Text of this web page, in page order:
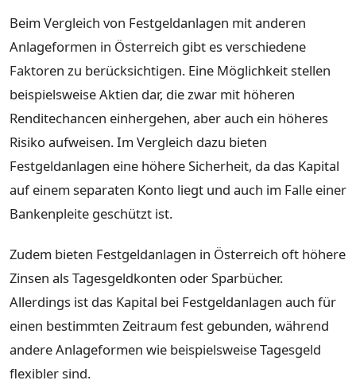
Beim Vergleich von Festgeldanlagen mit anderen
Anlageformen in Österreich gibt es verschiedene
Faktoren zu berücksichtigen. Eine Möglichkeit stellen
beispielsweise Aktien dar, die zwar mit höheren
Renditechancen einhergehen, aber auch ein höheres
Risiko aufweisen. Im Vergleich dazu bieten
Festgeldanlagen eine höhere Sicherheit, da das Kapital
auf einem separaten Konto liegt und auch im Falle einer
Bankenpleite geschützt ist.
Zudem bieten Festgeldanlagen in Österreich oft höhere
Zinsen als Tagesgeldkonten oder Sparbücher.
Allerdings ist das Kapital bei Festgeldanlagen auch für
einen bestimmten Zeitraum fest gebunden, während
andere Anlageformen wie beispielsweise Tagesgeld
flexibler sind.